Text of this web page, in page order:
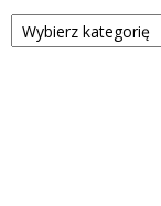
Kategorie